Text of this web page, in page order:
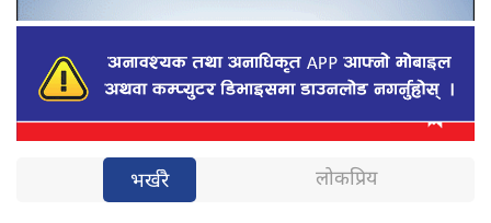
भर्खरै लोकप्रिय